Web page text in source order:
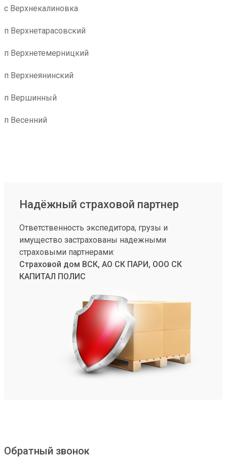
с Верхнекалиновка
п Верхнетарасовский
п Верхнетемерницкий
п Верхнеянинский
п Вершинный
п Весенний
Надёжный страховой партнер
Ответственность экспедитора, грузы и
имущество застрахованы надежными
страховыми партнерами:
Страховой дом ВСК, АО СК ПАРИ, ООО СК
КАПИТАЛ ПОЛИС
Обратный звонок